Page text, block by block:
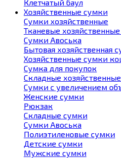
Клетчатый баул
Хозяйственные сумки
Сумки хозяйственные
Тканевые
Сумки Авоська
Бытовая хозяйственная
Хозяйственные сумки
Сумка для покупок
Складные
Сумки с увеличением
Женские сумки
Рюкзак
Складные сумки
Сумки Авоська
Полиэтиленовые сумки
Детские сумки
Мужские сумки